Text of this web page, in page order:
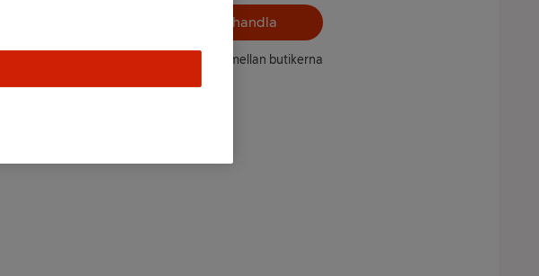
Välj butik och handla
Sortimentet kan variera mellan butikerna